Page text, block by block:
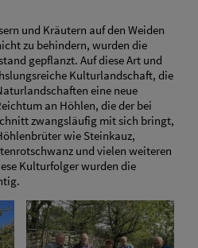
und Kräutern auf den Weiden
zu behindern, wurden die
gepflanzt. Auf diese Art und
Kulturlandschaft, die
eine neue
an Höhlen, die der bei
zwangsläufig mit sich bringt,
wie Steinkauz,
und vielen weiteren
Kulturfolger wurden die